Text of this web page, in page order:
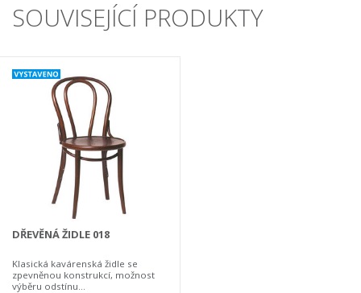
SOUVISEJÍCÍ PRODUKTY
DŘEVĚNÁ ŽIDLE 018
Klasická kavárenská židle se
zpevněnou konstrukcí, možnost
výběru odstínu...